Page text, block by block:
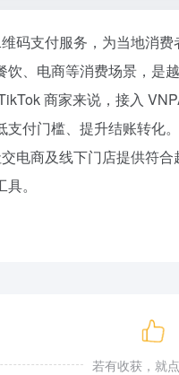
码支付服务，为当地消
饮、电商等消费场景，是
商家来说，接入
支付门槛、提升结账转化
电商及线下门店提供符
。
若有收获，就